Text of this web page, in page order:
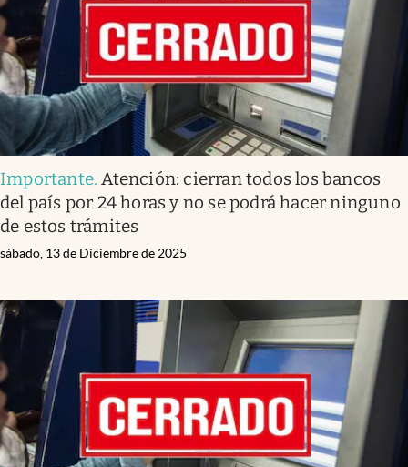
Importante. Atención: cierran todos los bancos
del país por 24 horas y no se podrá hacer ninguno
de estos trámites
sábado, 13 de Diciembre de 2025